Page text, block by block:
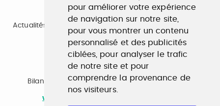
pour améliorer votre expérience
de navigation sur notre site,
pour vous montrer un contenu
personnalisé et des publicités
ciblées, pour analyser le trafic
de notre site et pour
comprendre la provenance de
nos visiteurs.
Formation
Actualités, guide et annuaire des formations aux métiers
de la culture.
www.profilculture-formation.com
Accompagnement professionnel
Bilan de compétences, coaching, techniques de
recherche d'emploi, entretien conseil.
www.profilculture-competences.com